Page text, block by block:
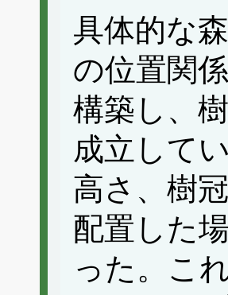
具体的な
の位置関
構築し、
成立して
高さ、樹
配置した
った。こ